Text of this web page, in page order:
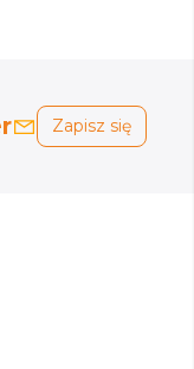
Zapisz się